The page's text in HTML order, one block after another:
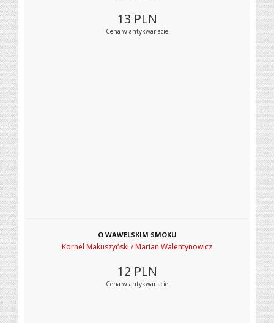
13 PLN
Cena w antykwariacie
O WAWELSKIM SMOKU
Kornel Makuszyński / Marian Walentynowicz
12 PLN
Cena w antykwariacie